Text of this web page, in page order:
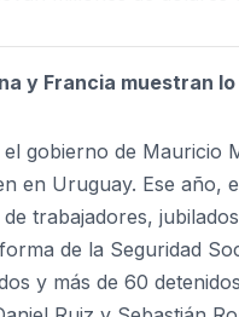
y Francia muestran
el gobierno de Mauricio
en Uruguay. Ese año,
de trabajadores,
de la Seguridad
y más de 60